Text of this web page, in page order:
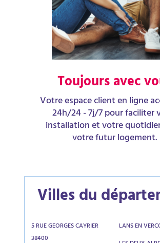
Toujours avec
Votre espace client en ligne
24h/24 - 7j/7 pour faciliter
installation et votre
votre futur logement.
Villes du
5 RUE GEORGES CAYRIER
38400
LANS EN